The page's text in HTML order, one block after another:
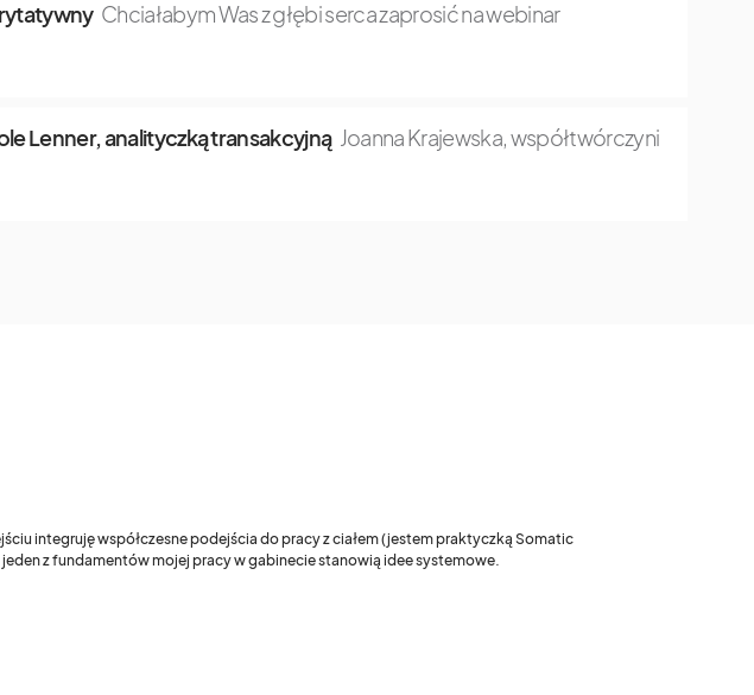
Chciałabym Was z głębi serca zaprosić na webinar
Lenner, analityczką transakcyjną Joanna Krajewska, współtwórczyni
integruję współczesne podejścia do pracy z ciałem (jestem praktyczką Somatic
z fundamentów mojej pracy w gabinecie stanowią idee systemowe.